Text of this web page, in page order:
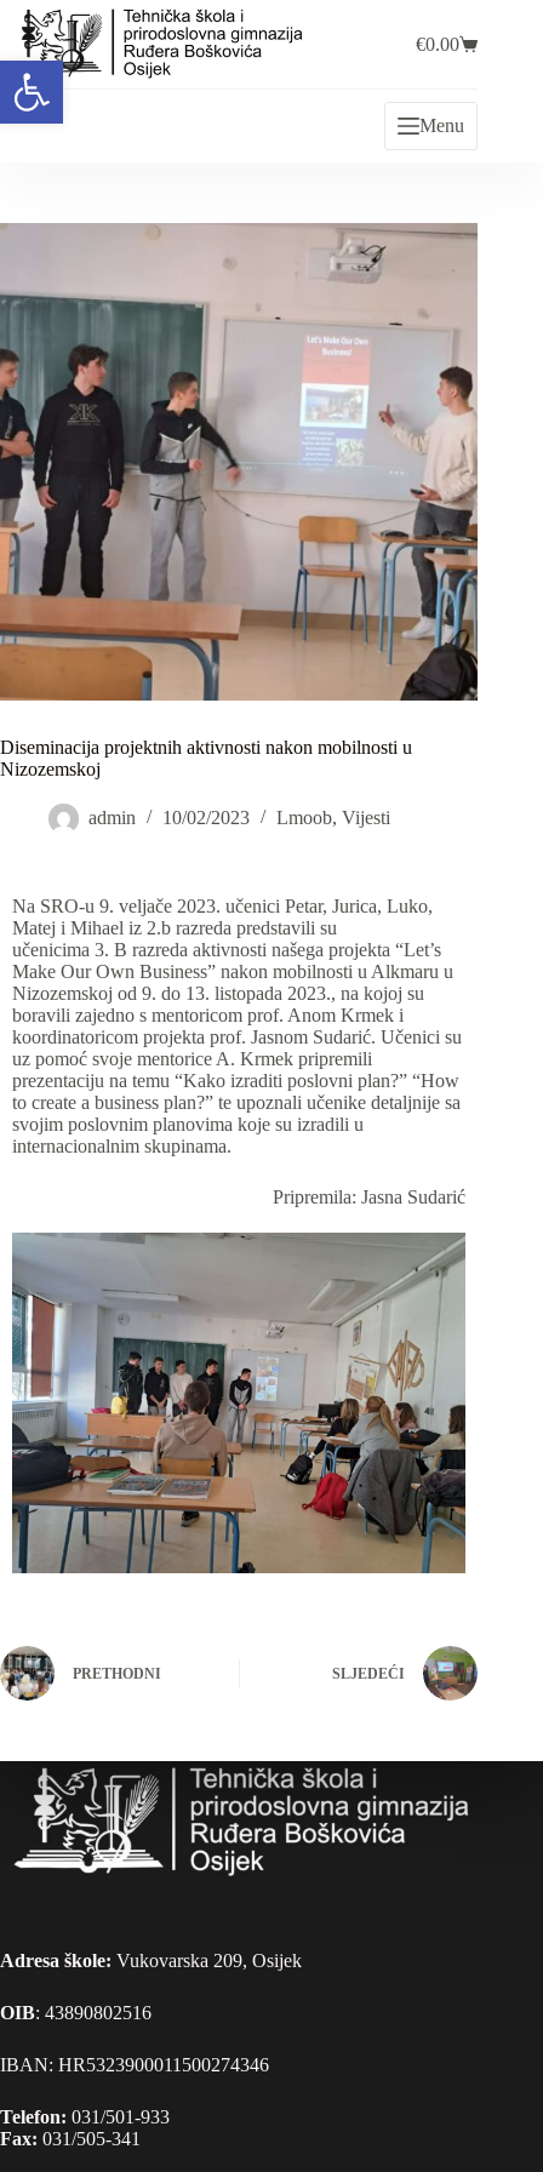
Open toolbar
€0.00
Menu
Diseminacija projektnih aktivnosti nakon mobilnosti u
Nizozemskoj
admin 10/02/2023 Lmoob, Vijesti
Na SRO-u 9. veljače 2023. učenici Petar, Jurica, Luko,
Matej i Mihael iz 2.b razreda predstavili su
učenicima 3. B razreda aktivnosti našega projekta “Let’s
Make Our Own Business” nakon mobilnosti u Alkmaru u
Nizozemskoj od 9. do 13. listopada 2023., na kojoj su
boravili zajedno s mentoricom prof. Anom Krmek i
koordinatoricom projekta prof. Jasnom Sudarić. Učenici su
uz pomoć svoje mentorice A. Krmek pripremili
prezentaciju na temu “Kako izraditi poslovni plan?” “How
to create a business plan?” te upoznali učenike detaljnije sa
svojim poslovnim planovima koje su izradili u
internacionalnim skupinama.
Pripremila: Jasna Sudarić
PRETHODNI SLJEDEĆI
Adresa škole: Vukovarska 209, Osijek
OIB: 43890802516
IBAN: HR5323900011500274346
Telefon: 031/501-933
Fax: 031/505-341